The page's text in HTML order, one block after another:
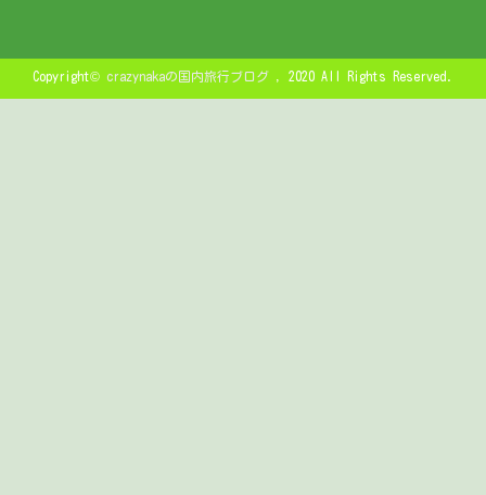
Copyright© crazynakaの国内旅行ブログ , 2020 All Rights Reserved.